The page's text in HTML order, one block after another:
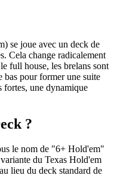
se joue avec un deck de
Cela change radicalement
full house, les brelans sont
bas pour former une suite
fortes, une dynamique
?
le nom de "6+ Hold'em"
du Texas Hold'em
au lieu du deck standard de